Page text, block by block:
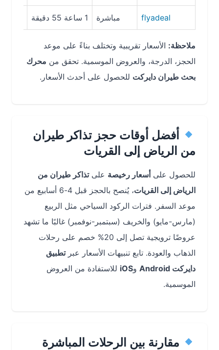
flyadeal مباشرة 1 ساعة 55 دقيقة 400 ريال سعودي
ملاحظة:الأسعار تقريبية وتختلف بناءً على موعد
الحجز، الدرجة، والعروض الموسمية. تحقق منمحرك
بحث طيران دايركتللحصول على أحدث الأسعار.
أفضل أوقات حجز تذاكر طيران
من الرياض إلى القريات
للحصول علىأسعار رخيصة علىتذاكر طيران من
الرياض إلى القريات
، يُنصح بالحجز قبل 4-6 أسابيع من
موعد السفر. فترات الركود السياحي مثل الربيع
(مارس-مايو) والخريف (سبتمبر-نوفمبر) غالبًا ما تشهد
عروضًا ترويجية تصل إلى 20% خصم على رحلات
الذهاب والعودة. تابع تنبيهات الأسعار عبرتطبيق
دايركت Android
وiOS للاستفادة من العروض
الموسمية.
مقارنة بين الرحلات المباشرة